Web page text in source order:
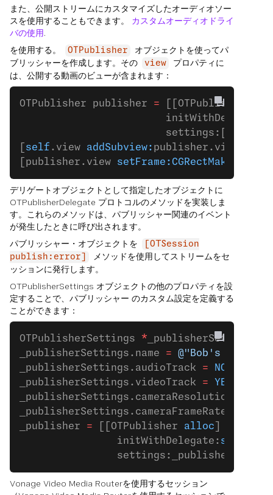
また、公開ストリームにカスタマイズしたオーディオソー
スを使用することもできます。 カスタムオーディオドライ
バの使用.
を使用する。
OTPublisher
オブジェクトを使ってパ
ブリッシャーを作成します。その
view
プロパティに
は、公開する動画のビューが含まれます：
OTPublisher publisher = [[OTPublisher
                        initWithDelegate:
self .view addSubview: publisher.view];
[publisher.view setFrame:CGRectMake
デリゲートオブジェクトとして指定したオブジェクトに
OTPublisherDelegate プロトコルのメソッドを実装しま
す。これらのメソッドは、パブリッシャー関連のイベント
が発生したときに呼び出されます。
パブリッシャー・オブジェクトを
[OTSession
publish:error]
メソッドを使用してストリームをセ
ッションに発行します。
OTPublisherSettings オブジェクトの他のプロパティを設
定することで、パブリッシャー のカスタム設定を定義する
ことができます：
OTPublisherSettings * _publisherSettings
_publisherSettings.name = @"Bob's video"
_publisherSettings.audioTrack = NO
_publisherSettings.videoTrack = YES
_publisherSettings.cameraResolution
_publisherSettings.cameraFrameRate
_publisher = [[OTPublisher alloc
                initWithDelegate:
self
Vonage Video Media Routerを使用するセッション